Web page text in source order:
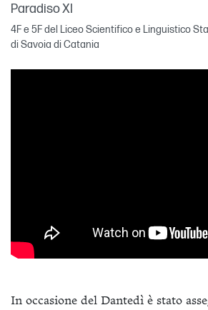
Paradiso XI
4F e 5F del Liceo Scientifico e Linguistico
di Savoia di Catania
In occasione del Dantedì è stato